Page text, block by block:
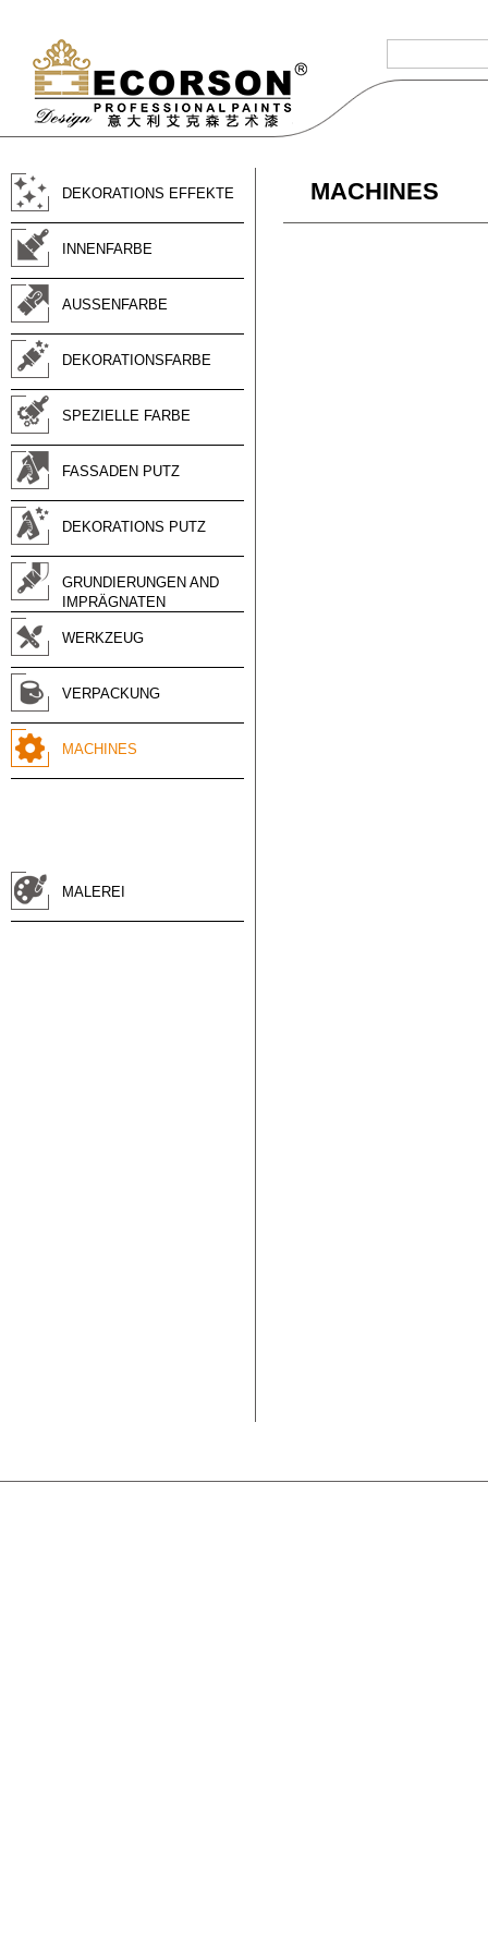
DEKORATIONS EFFEKTE
INNENFARBE
AUSSENFARBE
DEKORATIONSFARBE
SPEZIELLE FARBE
FASSADEN PUTZ
DEKORATIONS PUTZ
GRUNDIERUNGEN AND
IMPRÄGNATEN
WERKZEUG
VERPACKUNG
MACHINES
MALEREI
MACHINES